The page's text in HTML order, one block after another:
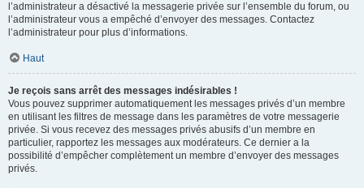
l’administrateur a désactivé la messagerie privée sur l’ensemble du forum, ou
l’administrateur vous a empêché d’envoyer des messages. Contactez
l’administrateur pour plus d’informations.
Haut
Je reçois sans arrêt des messages indésirables !
Vous pouvez supprimer automatiquement les messages privés d’un membre
en utilisant les filtres de message dans les paramètres de votre messagerie
privée. Si vous recevez des messages privés abusifs d’un membre en
particulier, rapportez les messages aux modérateurs. Ce dernier a la
possibilité d’empêcher complètement un membre d’envoyer des messages
privés.